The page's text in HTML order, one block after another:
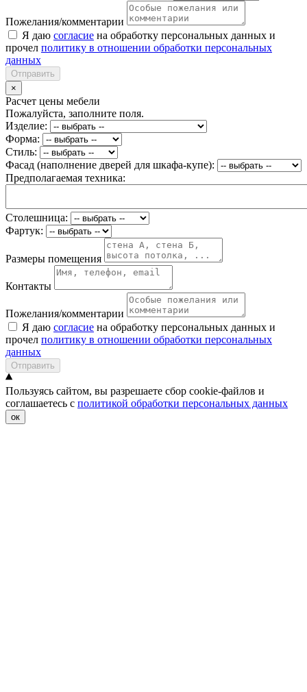
Пожелания/комментарии
Я даю согласие на обработку персональных данных и
прочел политику в отношении обработки персональных
данных
Отправить
×
Расчет цены мебели
Пожалуйста, заполните поля.
Изделие:
Форма:
Стиль:
Фасад (наполнение дверей для шкафа-купе):
Предполагаемая техника:
Столешница:
Фартук:
Размеры помещения
Контакты
Пожелания/комментарии
Я даю согласие на обработку персональных данных и
прочел политику в отношении обработки персональных
данных
Отправить
Пользуясь сайтом, вы разрешаете сбор cookie-файлов и
соглашаетесь с политикой обработки персональных данных
ок